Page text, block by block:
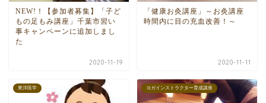
NEW!！【参加者募集】「子ど
もの足もみ講座」千葉市習い
事キャンペーンに追加しまし
た
2020-11-19
「健康お灸講座」～お灸講座
時間内に目の充血改善！～
2020-11-11
東洋医学 ヨガインストラクター育成講座